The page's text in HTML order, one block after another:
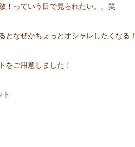
！っていう目で見られたい。。笑
となぜかちょっとオシャレしたくなる！
をご用意しました！